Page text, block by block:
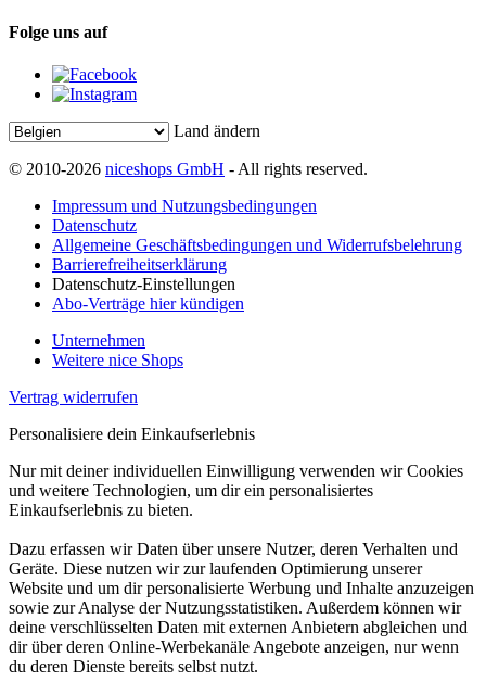
Folge uns auf
Land ändern
© 2010-2026 niceshops GmbH - All rights reserved.
Impressum und Nutzungsbedingungen
Datenschutz
Allgemeine Geschäftsbedingungen und Widerrufsbelehrung
Barrierefreiheitserklärung
Datenschutz-Einstellungen
Abo-Verträge hier kündigen
Unternehmen
Weitere nice Shops
Vertrag widerrufen
Personalisiere dein Einkaufserlebnis
Nur mit deiner individuellen Einwilligung verwenden wir Cookies
und weitere Technologien, um dir ein personalisiertes
Einkaufserlebnis zu bieten.
Dazu erfassen wir Daten über unsere Nutzer, deren Verhalten und
Geräte. Diese nutzen wir zur laufenden Optimierung unserer
Website und um dir personalisierte Werbung und Inhalte anzuzeigen
sowie zur Analyse der Nutzungsstatistiken. Außerdem können wir
deine verschlüsselten Daten mit externen Anbietern abgleichen und
dir über deren Online-Werbekanäle Angebote anzeigen, nur wenn
du deren Dienste bereits selbst nutzt.